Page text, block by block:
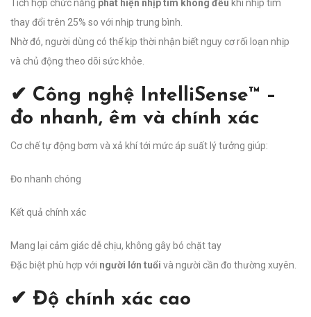
Tích hợp chức năng phát hiện nhịp tim không đều khi nhịp tim
thay đổi trên 25% so với nhịp trung bình.
Nhờ đó, người dùng có thể kịp thời nhận biết nguy cơ rối loạn nhịp
và chủ động theo dõi sức khỏe.
✔ Công nghệ IntelliSense™ –
đo nhanh, êm và chính xác
Cơ chế tự động bơm và xả khí tới mức áp suất lý tưởng giúp:
Đo nhanh chóng
Kết quả chính xác
Mang lại cảm giác dễ chịu, không gây bó chặt tay
Đặc biệt phù hợp với người lớn tuổi và người cần đo thường xuyên.
✔ Độ chính xác cao